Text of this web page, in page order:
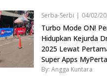
Serba-Serbi | 04/02/
Turbo Mode ON!
Hidupkan Kejurda
2025 Lewat
Super Apps
By: Angga Kuntara